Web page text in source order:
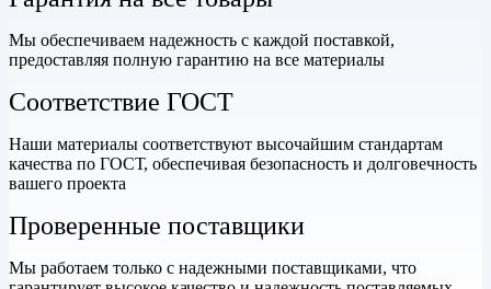
Мы обеспечиваем надежность с каждой поставкой,
предоставляя полную гарантию на все материалы
Соответствие ГОСТ
Наши материалы соответствуют высочайшим стандартам
качества по ГОСТ, обеспечивая безопасность и долговечность
вашего проекта
Проверенные поставщики
Мы работаем только с надежными поставщиками, что